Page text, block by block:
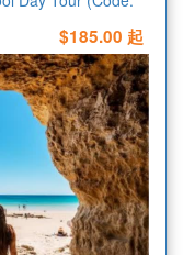
$185.00 起